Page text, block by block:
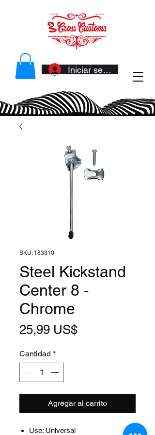
Iniciar sesión
SKU: 183310
Steel Kickstand
Center 8 -
Chrome
25,99 US$Precio
Cantidad *
Agregar al carrito
Use: Universal